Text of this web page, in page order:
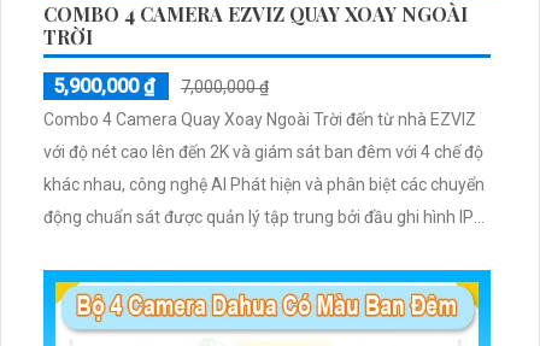
COMBO 4 CAMERA EZVIZ QUAY XOAY NGOÀI
TRỜI
5,900,000 ₫
7,000,000 ₫
Combo 4 Camera Quay Xoay Ngoài Trời đến từ nhà EZVIZ
với độ nét cao lên đến 2K và giám sát ban đêm với 4 chế độ
khác nhau, công nghệ AI Phát hiện và phân biệt các chuyển
động chuẩn sát được quản lý tập trung bởi đầu ghi hình IP